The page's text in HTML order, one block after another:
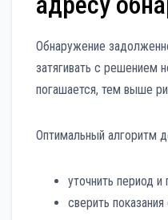
Обнаружение
затягивать с решением
погашается, тем выше
Оптимальный алгоритм
уточнить период и
сверить показания